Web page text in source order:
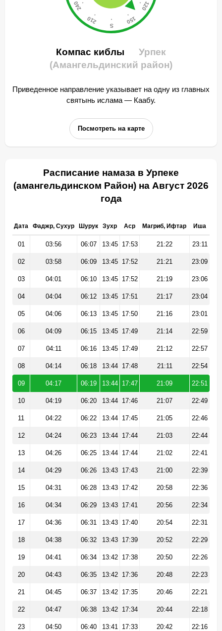
Компас киблы
Урпек
(Амангельдинский район)
Приведенное направление указывает на одну из главных
святынь ислама — Каабу.
Посмотреть на карте
Расписание намаза в Урпеке
(амангельдинском Район) на Август 2026
года
Дата Фаджр, Сухур Шурук Зухр Аср Магриб, Ифтар Иша
01 03:56 06:07 13:45 17:53 21:22 23:11
02 03:58 06:09 13:45 17:52 21:21 23:09
03 04:01 06:10 13:45 17:52 21:19 23:06
04 04:04 06:12 13:45 17:51 21:17 23:04
05 04:06 06:13 13:45 17:50 21:16 23:01
06 04:09 06:15 13:45 17:49 21:14 22:59
07 04:11 06:16 13:45 17:49 21:12 22:57
08 04:14 06:18 13:44 17:48 21:11 22:54
09 04:17 06:19 13:44 17:47 21:09 22:51
10 04:19 06:20 13:44 17:46 21:07 22:49
11 04:22 06:22 13:44 17:45 21:05 22:46
12 04:24 06:23 13:44 17:44 21:03 22:44
13 04:26 06:25 13:44 17:44 21:02 22:41
14 04:29 06:26 13:43 17:43 21:00 22:39
15 04:31 06:28 13:43 17:42 20:58 22:36
16 04:34 06:29 13:43 17:41 20:56 22:34
17 04:36 06:31 13:43 17:40 20:54 22:31
18 04:38 06:32 13:43 17:39 20:52 22:29
19 04:41 06:34 13:42 17:38 20:50 22:26
20 04:43 06:35 13:42 17:36 20:48 22:23
21 04:45 06:37 13:42 17:35 20:46 22:21
22 04:47 06:38 13:42 17:34 20:44 22:18
23 04:50 06:40 13:41 17:33 20:42 22:16